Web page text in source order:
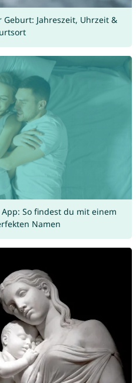
Jahreszeit, Uhrzeit &
So findest du mit einem
Namen